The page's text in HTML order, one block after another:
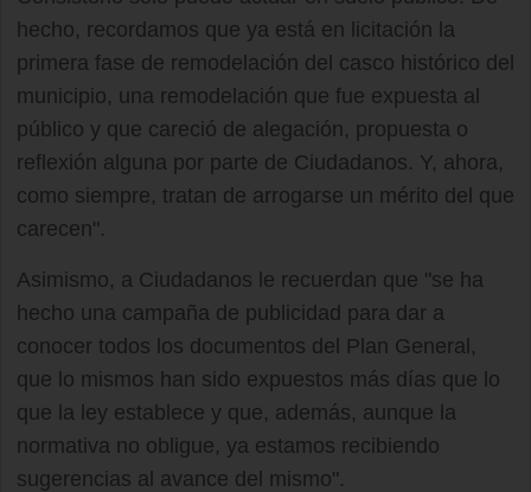
hecho, recordamos que ya está en licitación la
primera fase de remodelación del casco histórico del
municipio, una remodelación que fue expuesta al
público y que careció de alegación, propuesta o
reflexión alguna por parte de Ciudadanos. Y, ahora,
como siempre, tratan de arrogarse un mérito del que
carecen".
Asimismo, a Ciudadanos le recuerdan que "se ha
hecho una campaña de publicidad para dar a
conocer todos los documentos del Plan General,
que lo mismos han sido expuestos más días que lo
que la ley establece y que, además, aunque la
normativa no obligue, ya estamos recibiendo
sugerencias al avance del mismo".